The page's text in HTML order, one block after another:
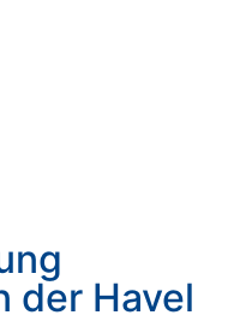
der Havel